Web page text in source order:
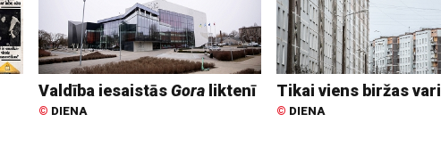
Valdība iesaistāsGoraliktenī
© DIENA
Tikai viens biržas
© DIENA